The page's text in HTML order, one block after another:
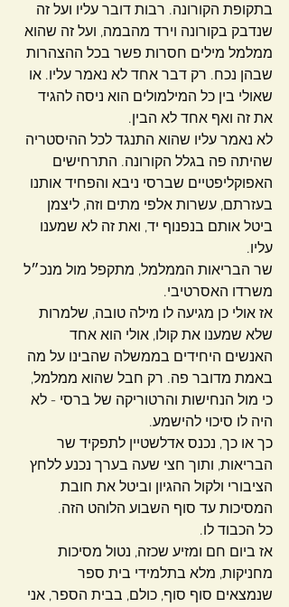
בתקופת הקורונה. רבות דובר עליו ועל זה
שנדבק בקורונה וירד מהבמה, ועל זה שהוא
ממלמל מילים חסרות פשר בכל ההצהרות
שבהן נכח. רק דבר אחד לא נאמר עליו. או
שאולי בין כל המילמולים הוא ניסה להגיד
את זה ואף אחד לא הבין.
לא נאמר עליו שהוא התנגד לכל ההיסטריה
שהיתה פה בגלל הקורונה. התרחישים
האפוקליפטיים שברסי ניבא והפחיד אותנו
בעזרתם, עשרות אלפי מתים וזה, ליצמן
ביטל אותם בנפנוף יד, ואת זה לא שמענו
עליו.
שר הבריאות הממלמל, מתקפל מול מנכ״ל
משרדו האסרטיבי.
אז אולי כן מגיעה לו מילה טובה, שלמרות
שלא שמענו את קולו, אולי הוא אחד
האנשים היחידים בממשלה שהבינו על מה
באמת מדובר פה. רק חבל שהוא ממלמל,
כי מול הנחישות והרטוריקה של ברסי - לא
היה לו סיכוי להישמע.
כך או כך, נכנס אדלשטיין לתפקיד שר
הבריאות, ותוך חצי שעה בערך נכנע ללחץ
הציבורי ולקול ההגיון וביטל את חובת
המסיכות עד סוף השבוע הלוהט הזה.
כל הכבוד לו.
אז ביום חם ומזיע שכזה, נטול מסיכות
מחניקות, מלא בתלמידי בית ספר
שנמצאים סוף סוף, כולם, בבית הספר, אני